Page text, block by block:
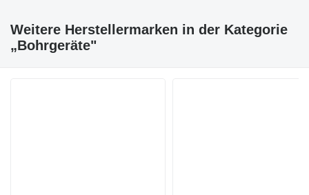
Weitere Herstellermarken in der Kategorie
„Bohrgeräte"